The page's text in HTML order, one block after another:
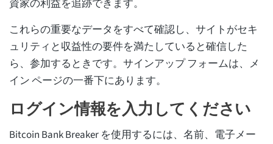
資家の利益を追跡できます。
これらの重要なデータをすべて確認し、サイトがセキ
ュリティと収益性の要件を満たしていると確信した
ら、参加するときです。サインアップ フォームは、メ
イン ページの一番下にあります。
ログイン情報を入力してください
Bitcoin Bank Breaker を使用するには、名前、電子メー